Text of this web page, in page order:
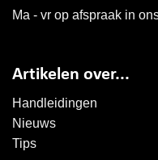
Ma - vr op afspraak in
Artikelen over...
Handleidingen
Nieuws
Tips